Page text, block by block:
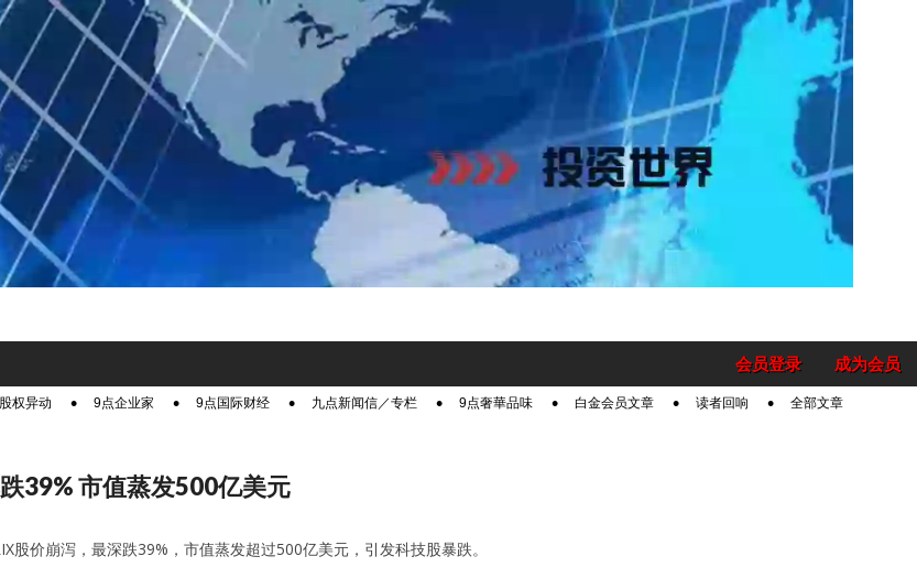
成为会员
会员登录
权异动 9点企业家 9点国际财经 九点新闻信／专栏 9点奢華品味 白金会员文章 读者回响 全部文章
39% 市值蒸发500亿美元
股价崩泻，最深跌39%，市值蒸发超过500亿美元，引发科技股暴跌。